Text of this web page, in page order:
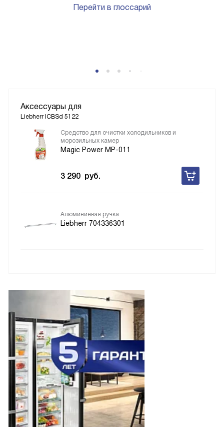
Перейти в глоссарий
Аксессуары для
Liebherr ICBSd 5122
Средство для очистки холодильников и
морозильных камер
Magic Power MP-011
3 290 руб.
Алюминиевая ручка
Liebherr 704336301